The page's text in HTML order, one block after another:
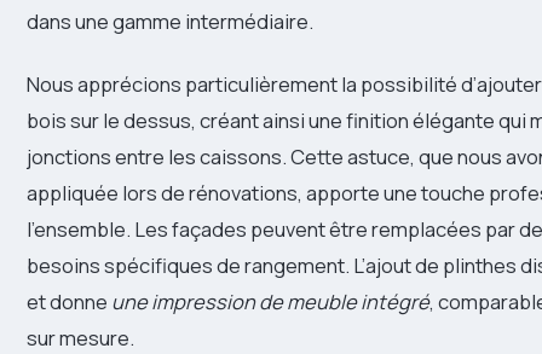
dans une gamme intermédiaire.
Nous apprécions particulièrement la possibilité
bois sur le dessus, créant ainsi une finition élégante qui
jonctions entre les caissons. Cette astuce, que nous
appliquée lors de rénovations, apporte une touche
l’ensemble. Les façades peuvent être remplacées par
besoins spécifiques de rangement. L’ajout de plinthes
et donne une impression de meuble intégré,
sur mesure.